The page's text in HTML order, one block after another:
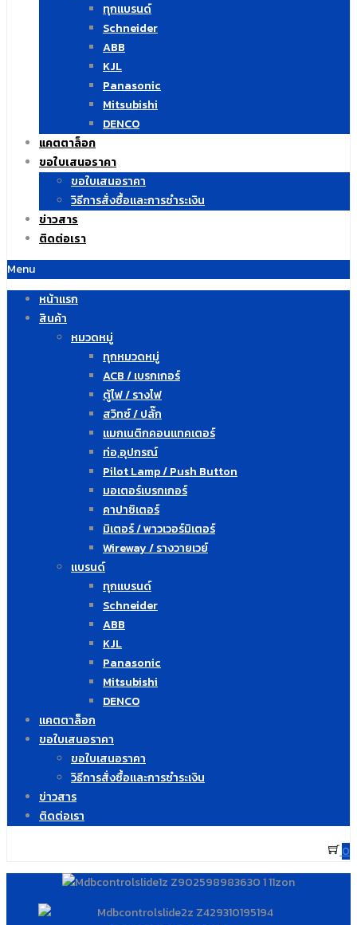
ทุกแบรนด์
Schneider
ABB
KJL
Panasonic
Mitsubishi
DENCO
แคตตาล็อก
ขอใบเสนอราคา
ขอใบเสนอราคา
วิธีการสั่งซื้อและการชำระเงิน
ข่าวสาร
ติดต่อเรา
Menu
หน้าแรก
สินค้า
หมวดหมู่
ทุกหมวดหมู่
ACB / เบรกเกอร์
ตู้ไฟ / รางไฟ
สวิทซ์ / ปลั๊ก
แมกเนติกคอนแทคเตอร์
ท่อ,อุปกรณ์
Pilot Lamp / Push Button
มอเตอร์เบรกเกอร์
คาปาซิเตอร์
มิเตอร์ / พาวเวอร์มิเตอร์
Wireway / รางวายเวย์
แบรนด์
ทุกแบรนด์
Schneider
ABB
KJL
Panasonic
Mitsubishi
DENCO
แคตตาล็อก
ขอใบเสนอราคา
ขอใบเสนอราคา
วิธีการสั่งซื้อและการชำระเงิน
ข่าวสาร
ติดต่อเรา
0